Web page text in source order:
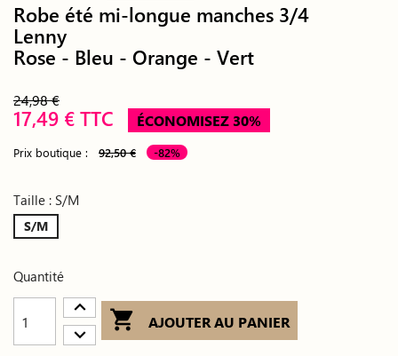
Robe été mi-longue manches 3/4
Lenny
Rose - Bleu - Orange - Vert
24,98 €
17,49 € TTC ÉCONOMISEZ 30%
Prix boutique : 92,50 € -82%
Taille : S/M
S/M
Quantité
 AJOUTER AU PANIER